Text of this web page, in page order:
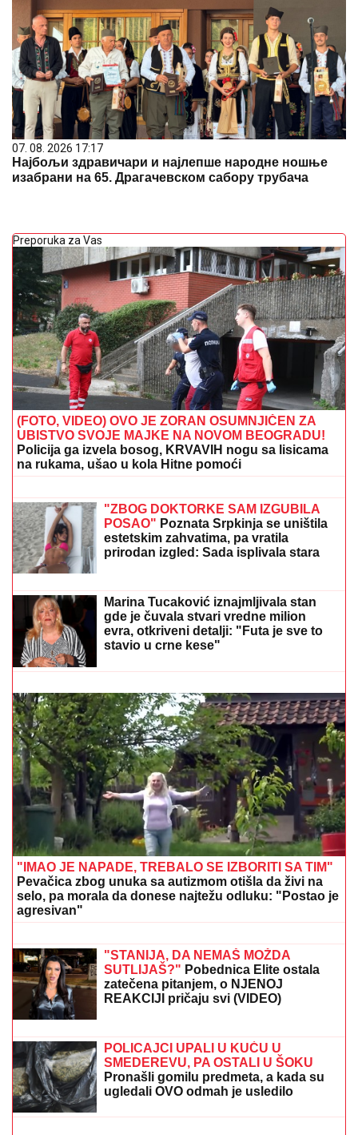
07. 08. 2026 17:17
Најбољи здравичари и најлепше народне ношње
изабрани на 65. Драгачевском сабору трубача
Preporuka za Vas
(FOTO, VIDEO) OVO JE ZORAN OSUMNJIČEN ZA
UBISTVO SVOJE MAJKE NA NOVOM BEOGRADU!
Policija ga izvela bosog, KRVAVIH nogu sa lisicama
na rukama, ušao u kola Hitne pomoći
emisiju, otkrio detalje video poziva sa
Majom: "Mevlida je ljuta na nju"
estetskim zahvatima, pa vratila
prirodan izgled: Sada isplivala stara
fotka
JOKIĆ GLEDA U NEVERICI:Amerikanci ostali
zapanjeni, šta to radi Denver?
Marina Tucaković iznajmljivala stan
gde je čuvala stvari vredne milion
evra, otkriveni detalji: "Futa je sve to
stavio u crne kese"
SERGEJA TRIFUNOVIĆA,nije
očekivala da će je OVO SAČEKATI u
tržnom centru!